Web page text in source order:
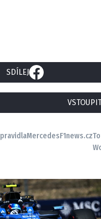
SDÍLEJ
pravidlaMercedesF1news.cz